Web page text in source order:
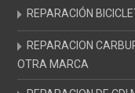
REPARACIÓN
REPARACION
OTRA MARCA